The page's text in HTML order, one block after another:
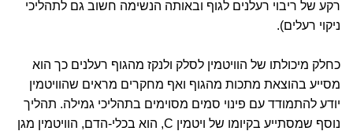
רקע של ריבוי רעלנים לגוף ובאותה הנשימה חשוב גם לתהליכי
ניקוי רעלים).
כחלק מיכולתו של הוויטמין לסלק ולנקז מהגוף רעלנים כך הוא
מסייע בהוצאת מתכות מהגוף ואף מחקרים מראים שהוויטמין
יודע להתמודד עם פינוי סמים מסוימים בתהליכי גמילה. תהליך
נוסף שמסתייע בקיומו של ויטמין C, הוא בכלי-הדם, הוויטמין מגן